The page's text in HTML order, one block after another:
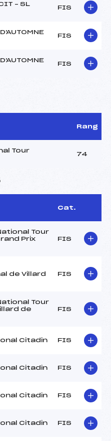
– SL
FIS
FIS
FIS
Rang
Tour
74
Cat.
Tour
Prix
FIS
de Villard
FIS
Tour
de
FIS
Citadin FIS
Citadin FIS
Citadin FIS
Citadin FIS